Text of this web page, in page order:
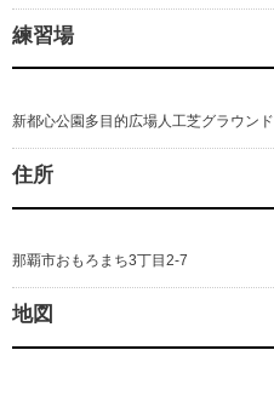
練習場
新都心公園多目的広場人工芝グラウンド
住所
那覇市おもろまち3丁目2-7
地図